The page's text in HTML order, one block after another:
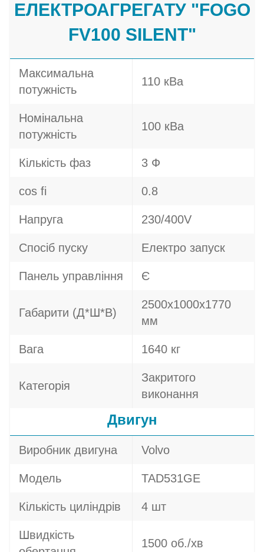
ЕЛЕКТРОАГРЕГАТУ "FOGO
FV100 SILENT"
Максимальна
потужність
110 кВа
Номінальна
потужність
100 кВа
Кількість фаз 3 Ф
cos fi 0.8
Напруга 230/400V
Спосіб пуску Електро запуск
Панель управління Є
Габарити (Д*Ш*В)
2500х1000х1770
мм
Вага 1640 кг
Категорія
Закритого
виконання
Двигун
Виробник двигуна Volvo
Модель TAD531GE
Кількість циліндрів 4 шт
Швидкість
1500 об./хв